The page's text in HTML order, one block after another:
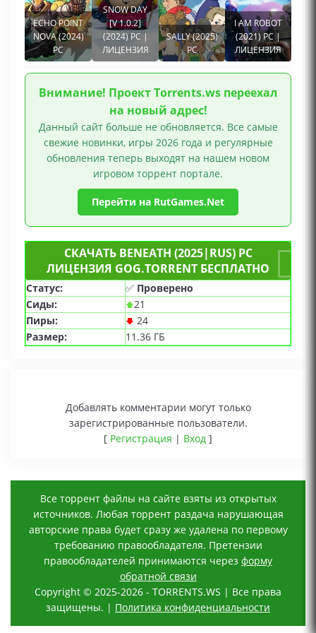
Мрачная, Зомби, Стелс, Психологическая,
Разрушения, Сверхъестественное, Мифология,
Заговор, Подводный мир, Глубокий сюжет, Бой,
Насилие, Кровь, Мясо, Кастомизация оружия,
ECHO POINT
NOVA (2024)
PC
SNOW DAY
[V 1.0.2]
(2024) PC |
ЛИЦЕНЗИЯ
SALLY (2025)
PC
I AM ROBOT
(2021) PC |
ЛИЦЕНЗИЯ
Внимание! Проект Torrents.ws переехал
на новый адрес!
Данный сайт больше не обновляется. Все самые
свежие новинки, игры 2026 года и регулярные
обновления теперь выходят на нашем новом
игровом торрент портале.
Перейти на RutGames.Net
СКАЧАТЬ BENEATH (2025|RUS) PC
ЛИЦЕНЗИЯ GOG.TORRENT БЕСПЛАТНО
Статус: ✅ Проверено
Сиды:
21
Пиры:
24
Размер:
11.36 ГБ
Добавлять комментарии могут только
зарегистрированные пользователи.
[ Регистрация | Вход ]
Все торрент файлы на сайте взяты из открытых
источников. Любая торрент раздача нарушающая
авторские права будет сразу же удалена по первому
требованию правообладателя. Претензии
правообладателей принимаются через форму
обратной связи
Copyright © 2025-2026 - TORRENTS.WS | Все права
защищены. | Политика конфиденциальности